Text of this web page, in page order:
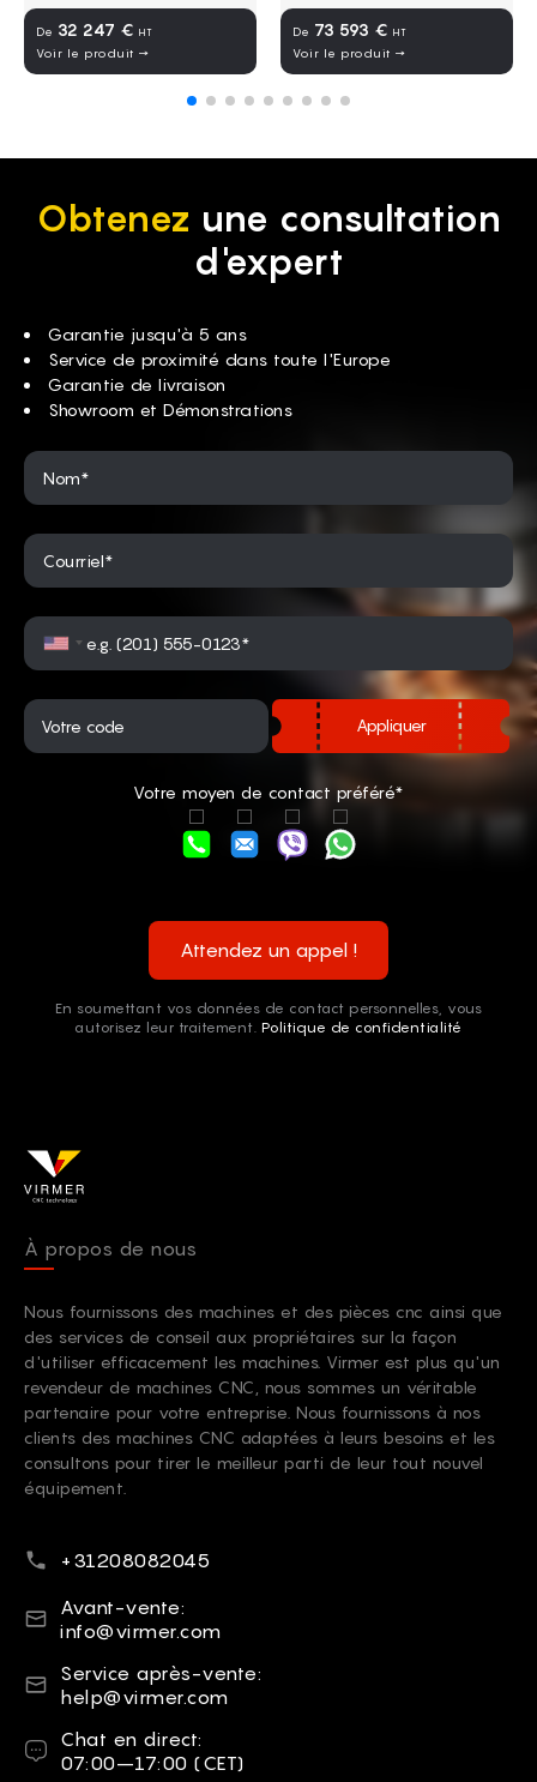
De 32 247 € HT
Voir le produit →
De 73 593 € HT
Voir le produit →
Obtenez une consultation
d'expert
Garantie jusqu'à 5 ans
Service de proximité dans toute l'Europe
Garantie de livraison
Showroom et Démonstrations
Nom*
Courriel*
Appliquer
Votre moyen de contact préféré*
Attendez un appel !
En soumettant vos données de contact personnelles, vous
autorisez leur traitement. Politique de confidentialité
À propos de nous
Nous fournissons des machines et des pièces cnc ainsi que
des services de conseil aux propriétaires sur la façon
d'utiliser efficacement les machines. Virmer est plus qu'un
revendeur de machines CNC, nous sommes un véritable
partenaire pour votre entreprise. Nous fournissons à nos
clients des machines CNC adaptées à leurs besoins et les
consultons pour tirer le meilleur parti de leur tout nouvel
équipement.
Numéro de téléphone
+31208082045
CourrielAvant-vente:
info@virmer.com
CourrielService après-vente:
help@virmer.com
Chat en direct
Chat en direct:
07:00–17:00 (CET)